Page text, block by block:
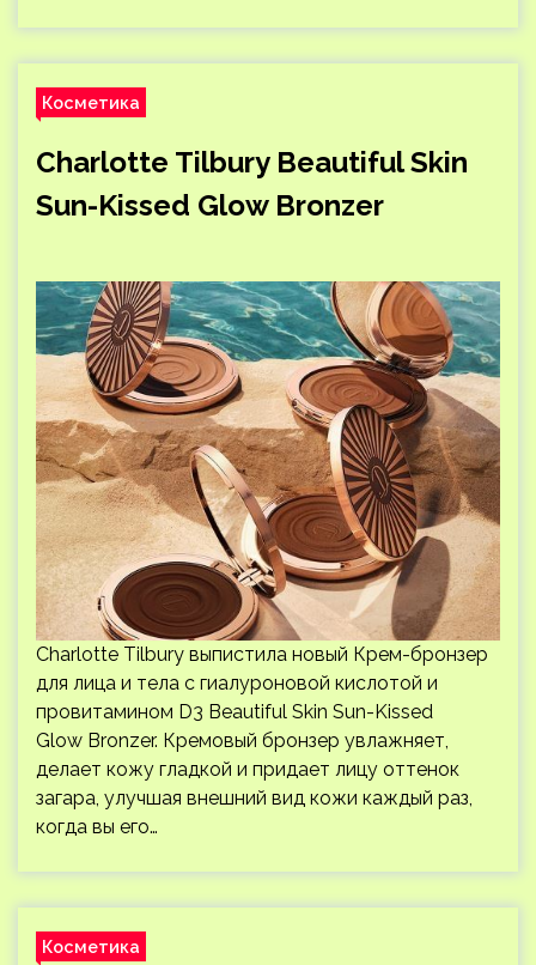
Косметика
Charlotte Tilbury Beautiful Skin
Sun-Kissed Glow Bronzer
Charlotte Tilbury выпистила новый Крем-бронзер
для лица и тела с гиалуроновой кислотой и
провитамином D3 Beautiful Skin Sun-Kissed
Glow Bronzer. Кремовый бронзер увлажняет,
делает кожу гладкой и придает лицу оттенок
загара, улучшая внешний вид кожи каждый раз,
когда вы его…
Косметика